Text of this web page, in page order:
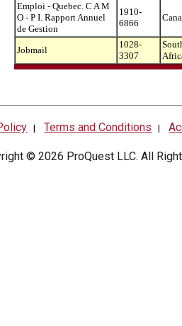
Emploi - Quebec. C A M
O - P I. Rapport Annuel
de Gestion
1910-
6866
Jobmail
1028-
3307
|Terms and Conditions |
© 2026 ProQuest LLC. All